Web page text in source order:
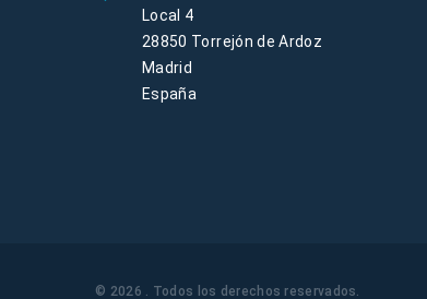
Local 4
28850 Torrejón de Ardoz
Madrid
España
© 2026 . Todos los derechos reservados